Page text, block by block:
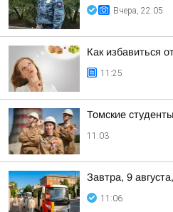
Вчера, 22:05
Как избавиться
11:25
Томские
11:03
Завтра, 9
11:06